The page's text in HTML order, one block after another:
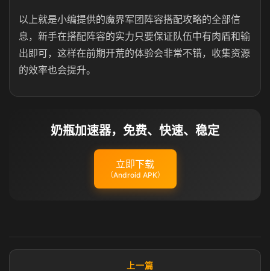
以上就是小编提供的魔界军团阵容搭配攻略的全部信
息，新手在搭配阵容的实力只要保证队伍中有肉盾和输
出即可，这样在前期开荒的体验会非常不错，收集资源
的效率也会提升。
奶瓶加速器，免费、快速、稳定
立即下载
（Android APK）
上一篇